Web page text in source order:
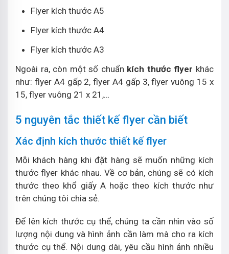
Flyer kích thước A5
Flyer kích thước A4
Flyer kích thước A3
Ngoài ra, còn một số chuẩn kích thước flyer khác
như: flyer A4 gấp 2, flyer A4 gấp 3, flyer vuông 15 x
15, flyer vuông 21 x 21,…
5 nguyên tắc thiết kế flyer cần biết
Xác định kích thước thiết kế flyer
Mỗi khách hàng khi đặt hàng sẽ muốn những kích
thước flyer khác nhau. Về cơ bản, chúng sẽ có kích
thước theo khổ giấy A hoặc theo kích thước như
trên chúng tôi chia sẻ.
Để lên kích thước cụ thể, chúng ta cần nhìn vào số
lượng nội dung và hình ảnh cần làm mà cho ra kích
thước cụ thể. Nội dung dài, yêu cầu hình ảnh nhiều